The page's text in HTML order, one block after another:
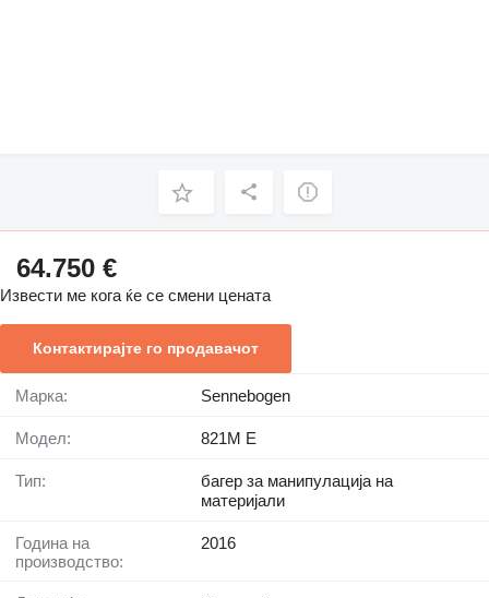
64.750 €
Извести ме кога ќе се смени цената
Контактирајте го продавачот
Марка: Sennebogen
Модел: 821M E
Тип:
багер за манипулација на
материјали
Година на
производство:
2016